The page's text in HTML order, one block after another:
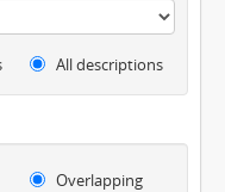
All descriptions
Overlapping